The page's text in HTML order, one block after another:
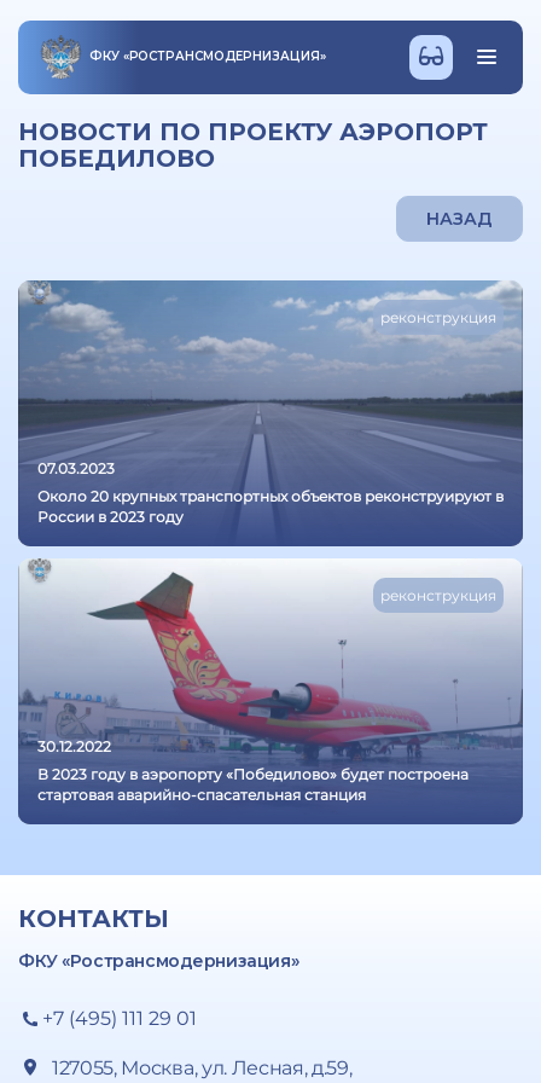
ФКУ «РОСТРАНСМОДЕРНИЗАЦИЯ»
НОВОСТИ ПО ПРОЕКТУ АЭРОПОРТ
ПОБЕДИЛОВО
НАЗАД
реконструкция
07.03.2023
Около 20 крупных транспортных объектов реконструируют в
России в 2023 году
реконструкция
30.12.2022
В 2023 году в аэропорту «Победилово» будет построена
стартовая аварийно-спасательная станция
КОНТАКТЫ
ФКУ «Ространсмодернизация»
+7 (495) 111 29 01
127055, Москва, ул. Лесная, д.59,